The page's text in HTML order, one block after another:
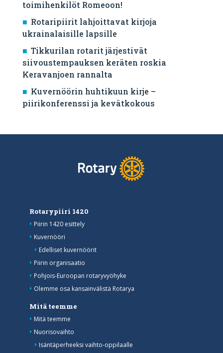
toimihenkilöt Romeoon!
Rotaripiirit lahjoittavat kirjoja
ukrainalaisille lapsille
Tikkurilan rotarit järjestivät
siivoustempauksen keräten roskia
Keravanjoen rannalta
Kuvernöörin huhtikuun kirje –
piirikonferenssi ja kevätkokous
Rotarypiiri 1420
Piirin 1420 esittely
Kuvernööri
Edelliset kuvernöörit
Piirin organisaatio
Pohjois-Euroopan rotaryvyöhyke
Olemme osa kansainvälistä Rotarya
Mitä teemme
Mitä teemme
Nuorisovaihto
Isäntäperheeksi vaihto-oppilaalle